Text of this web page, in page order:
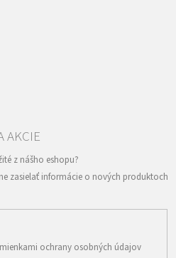
zasielať informácie o nových produktoch
ochrany osobných údajov